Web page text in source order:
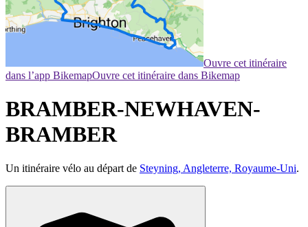
Ouvre cet itinéraire
dans l’app BikemapOuvre cet itinéraire dans Bikemap
BRAMBER-NEWHAVEN-
BRAMBER
Un itinéraire vélo au départ de Steyning, Angleterre, Royaume-Uni.